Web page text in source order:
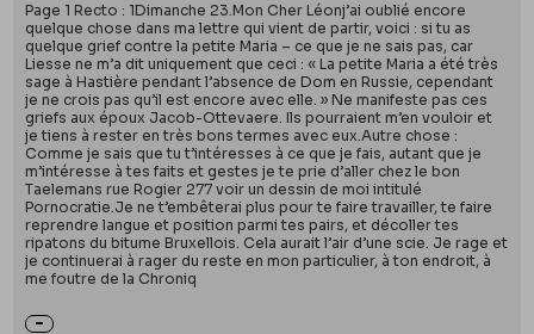
Page 1 Recto : 1Dimanche 23.Mon Cher Léonj’ai oublié encore
quelque chose dans ma lettre qui vient de partir, voici : si tu as
quelque grief contre la petite Maria – ce que je ne sais pas, car
Liesse ne m’a dit uniquement que ceci : « La petite Maria a été très
sage à Hastière pendant l’absence de Dom en Russie, cependant
je ne crois pas qu’il est encore avec elle. » Ne manifeste pas ces
griefs aux époux Jacob-Ottevaere. Ils pourraient m’en vouloir et
je tiens à rester en très bons termes avec eux.Autre chose :
Comme je sais que tu t’intéresses à ce que je fais, autant que je
m’intéresse à tes faits et gestes je te prie d’aller chez le bon
Taelemans rue Rogier 277 voir un dessin de moi intitulé
Pornocratie.Je ne t’embêterai plus pour te faire travailler, te faire
reprendre langue et position parmi tes pairs, et décoller tes
ripatons du bitume Bruxellois. Cela aurait l’air d’une scie. Je rage et
je continuerai à rager du reste en mon particulier, à ton endroit, à
me foutre de la Chroniq